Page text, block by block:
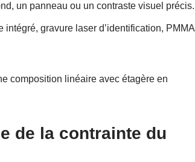
un panneau ou un contraste visuel précis.
gravure laser d’identification, PMMA
composition linéaire avec étagère en
de la contrainte du